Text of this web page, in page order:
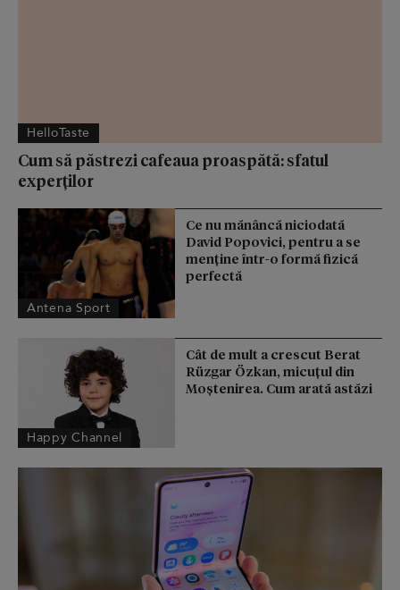
HelloTaste
Cum să păstrezi cafeaua proaspătă: sfatul
experților
Antena Sport
Ce nu mănâncă niciodată
David Popovici, pentru a se
menţine într-o formă fizică
perfectă
Happy Channel
Cât de mult a crescut Berat
Rüzgar Özkan, micuțul din
Moștenirea. Cum arată astăzi